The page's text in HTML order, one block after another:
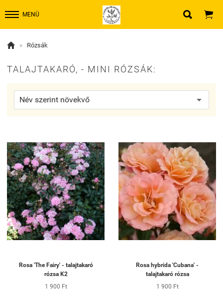
MENÜ  
 » Rózsák
TALAJTAKARÓ, - MINI RÓZSÁK:
Rosa 'The Fairy' - talajtakaró
rózsa K2
1 900 Ft
Rosa hybrida 'Cubana' -
talajtakaró rózsa
1 900 Ft